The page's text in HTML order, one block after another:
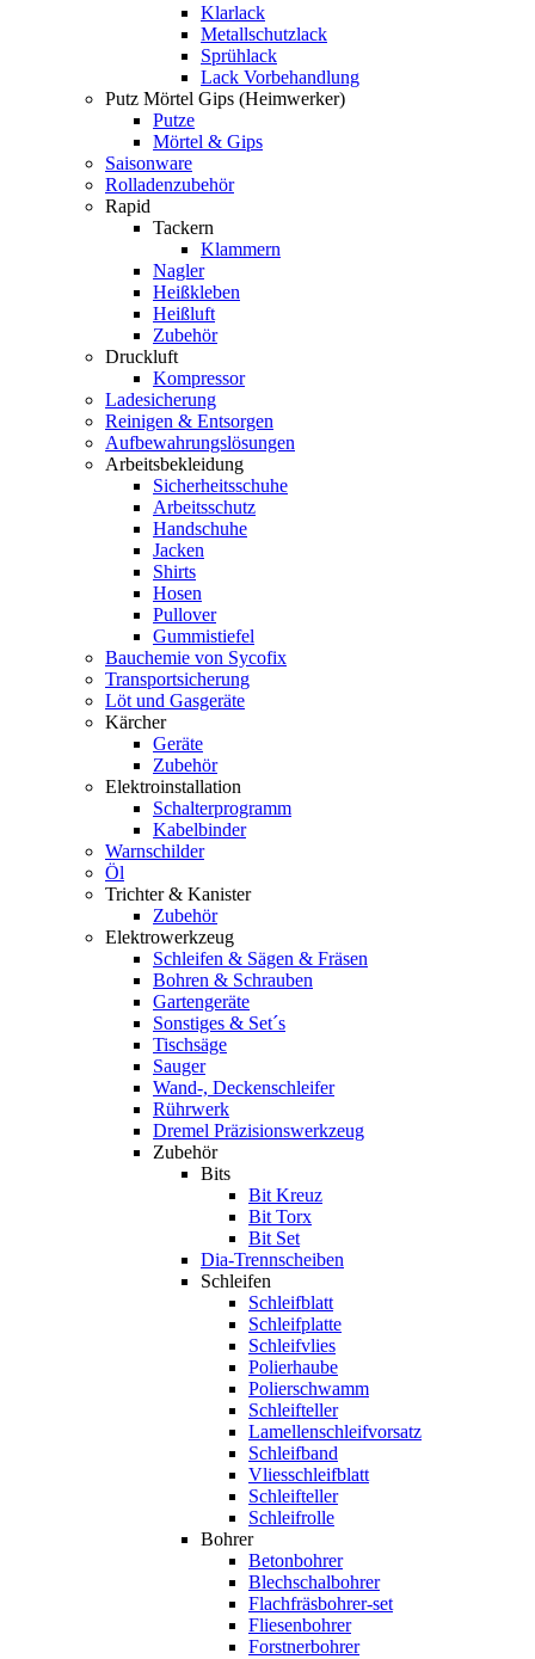
Klarlack
Metallschutzlack
Sprühlack
Lack Vorbehandlung
Putz Mörtel Gips (Heimwerker)
Putze
Mörtel & Gips
Saisonware
Rolladenzubehör
Rapid
Tackern
Klammern
Nagler
Heißkleben
Heißluft
Zubehör
Druckluft
Kompressor
Ladesicherung
Reinigen & Entsorgen
Aufbewahrungslösungen
Arbeitsbekleidung
Sicherheitsschuhe
Arbeitsschutz
Handschuhe
Jacken
Shirts
Hosen
Pullover
Gummistiefel
Bauchemie von Sycofix
Transportsicherung
Löt und Gasgeräte
Kärcher
Geräte
Zubehör
Elektroinstallation
Schalterprogramm
Kabelbinder
Warnschilder
Öl
Trichter & Kanister
Zubehör
Elektrowerkzeug
Schleifen & Sägen & Fräsen
Bohren & Schrauben
Gartengeräte
Sonstiges & Set´s
Tischsäge
Sauger
Wand-, Deckenschleifer
Rührwerk
Dremel Präzisionswerkzeug
Zubehör
Bits
Bit Kreuz
Bit Torx
Bit Set
Dia-Trennscheiben
Schleifen
Schleifblatt
Schleifplatte
Schleifvlies
Polierhaube
Polierschwamm
Schleifteller
Lamellenschleifvorsatz
Schleifband
Vliesschleifblatt
Schleifteller
Schleifrolle
Bohrer
Betonbohrer
Blechschalbohrer
Flachfräsbohrer-set
Fliesenbohrer
Forstnerbohrer